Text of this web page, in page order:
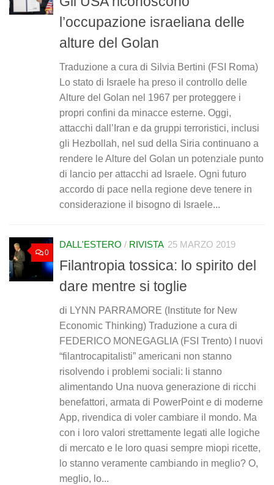
l’occupazione israeliana delle
alture del Golan
Traduzione a cura di Silvia Bertini (FSI Roma)
Lo stato di Israele ha preso il controllo delle
Alture del Golan nel 1967 per proteggere i
propri confini da minacce esterne. Oggi,
attacchi dall’Iran e da gruppi terroristici, inclusi
gli Hezbollah, nel sud della Siria continuano a
rendere le Alture del Golan un potenziale punto
di lancio per attacchi ad Israele. Ogni futuro
accordo di pace nella regione deve tenere in
considerazione il bisogno di Israele...
0
DALL'ESTERO / RIVISTA 25 MARZO 2019
Filantropia tossica: lo spirito del
dare mentre si toglie
di LYNN PARRAMORE (Institute for New
Economic Thinking) Traduzione a cura di
FEDERICO MONEGAGLIA (FSI Trento) I nuovi
“filantrocapitalisti” americani non stanno
risolvendo i problemi sociali: li stanno
alimentando Una nuova generazione di ricchi
benefattori, armata di PowerPoint e di moderne
App, rivendica di voler cambiare il mondo. Ma
con i loro valori strettamente legati alle logiche
di mercato e le loro quasi sempre miopi ricette,
lo stanno veramente cambiando in meglio? O,
meglio, lo...